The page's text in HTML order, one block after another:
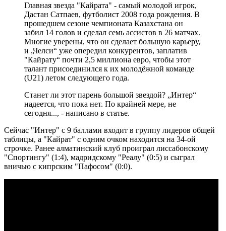
Главная звезда "Кайрата" - самый молодой игрок,
Дастан Сатпаев, футболист 2008 года рождения. В
прошедшем сезоне чемпионата Казахстана он
забил 14 голов и сделал семь ассистов в 26 матчах.
Многие уверены, что он сделает большую карьеру,
и „Челси“ уже опередил конкурентов, заплатив
"Кайрату“ почти 2,5 миллиона евро, чтобы этот
талант присоединился к их молодёжной команде
(U21) летом следующего года.
Станет ли этот парень большой звездой? „Интер“
надеется, что пока нет. По крайней мере, не
сегодня..., - написано в статье.
Сейчас "Интер" с 9 баллами входит в группу лидеров общей
таблицы, а "Кайрат" с одним очком находится на 34-ой
строчке. Ранее алматинский клуб проиграл лиссабонскому
"Спортингу" (1:4), мадридскому "Реалу" (0:5) и сыграл
вничью с кипрским "Пафосом" (0:0).